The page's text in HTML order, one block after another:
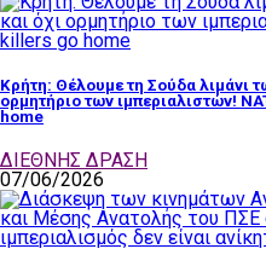
Κρήτη: Θέλουμε τη Σούδα λιμάνι
ορμητήριο των ιμπεριαλιστών!
home
ΔΙΕΘΝΗΣ ΔΡΑΣΗ
07/06/2026